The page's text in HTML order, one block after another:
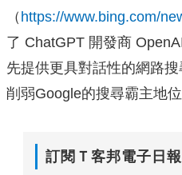
（ https://www.bing.com/
了 ChatGPT 開發商
先提供更具對話性的網路
削弱Google的搜尋霸主地位
訂閱Ｔ客邦電子日報